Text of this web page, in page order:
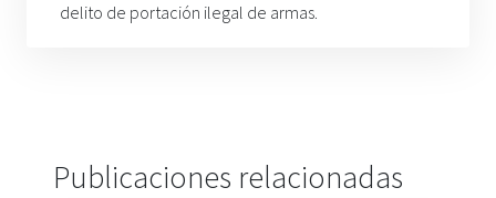
delito de portación ilegal de armas.
Publicaciones relacionadas